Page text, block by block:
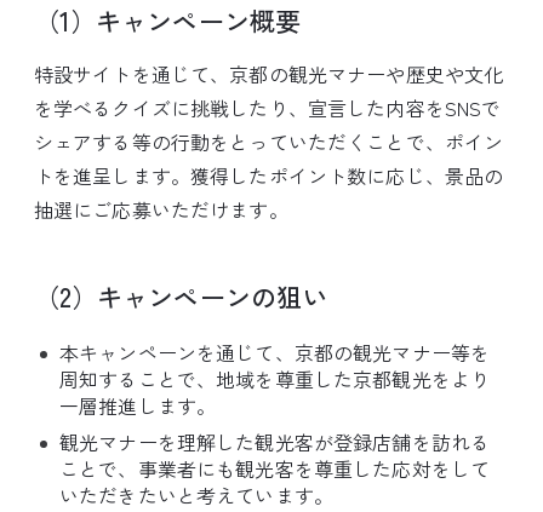
（1）キャンペーン概要
特設サイトを通じて、京都の観光マナーや歴史や文化
を学べるクイズに挑戦したり、宣言した内容をSNSで
シェアする等の行動をとっていただくことで、ポイン
トを進呈します。獲得したポイント数に応じ、景品の
抽選にご応募いただけます。
（2）キャンペーンの狙い
本キャンペーンを通じて、京都の観光マナー等を
周知することで、地域を尊重した京都観光をより
一層推進します。
観光マナーを理解した観光客が登録店舗を訪れる
ことで、事業者にも観光客を尊重した応対をして
いただきたいと考えています。